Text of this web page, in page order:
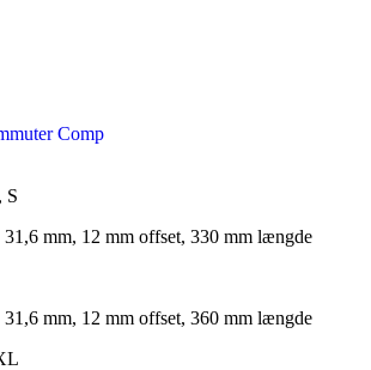
Comp
S
31,6 mm, 12 mm offset, 330 mm længde
31,6 mm, 12 mm offset, 360 mm længde